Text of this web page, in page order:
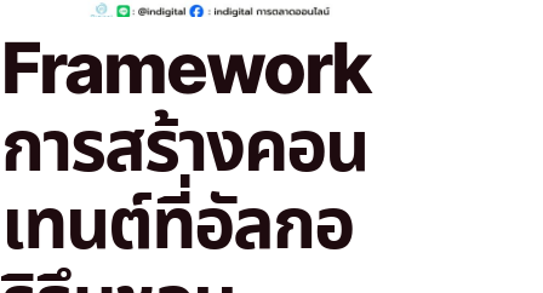
Framework
การสร้างคอน
เทนต์ที่อัลกอ